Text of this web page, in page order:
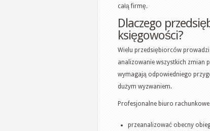
całą firmę.
Dlaczego
księgowości?
Wielu przedsiębiorców
analizowanie wszystkich zmian
wymagają odpowiedniego
dużym wyzwaniem.
Profesjonalne biuro
przeanalizować obecny